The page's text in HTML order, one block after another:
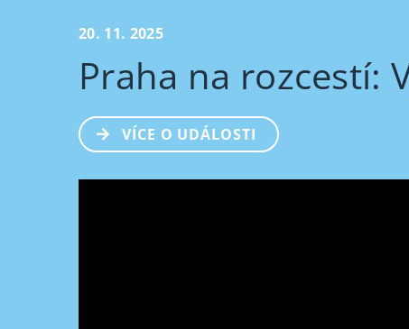
20. 11. 2025
Praha na rozcestí:
VÍCE O UDÁLOSTI